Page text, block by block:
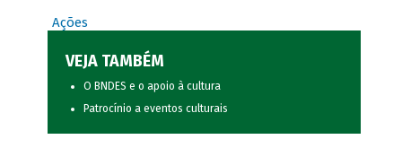
Ações
VEJA TAMBÉM
O BNDES e o apoio à cultura
Patrocínio a eventos culturais